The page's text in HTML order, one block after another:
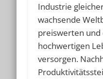
Industrie
wachsende
preiswerten und
hochwertigen
versorgen.